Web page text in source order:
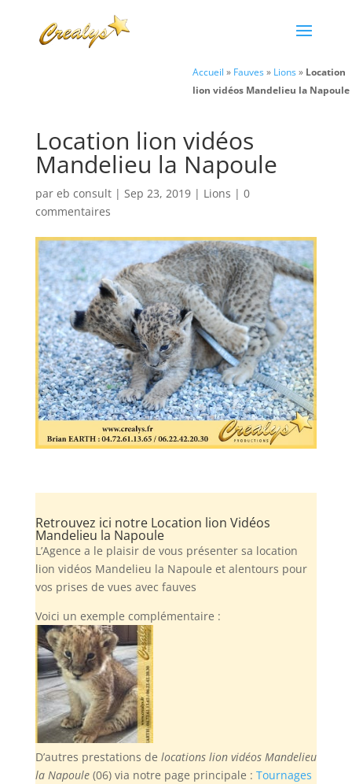
Accueil » Fauves» Lions» Location
lion vidéos Mandelieu la Napoule
Location lion vidéos
Mandelieu la Napoule
par eb consult| Sep 23, 2019| Lions | 0
commentaires
Retrouvez ici notre Location lion Vidéos
Mandelieu la Napoule
L’Agence a le plaisir de vous présenter sa location
lion vidéos Mandelieu la Napoule et alentours pour
vos prises de vues avec fauves
Voici un exemple complémentaire :
D’autres prestations de locations lion vidéos Mandelieu
la Napoule(06) via notre page principale : Tournages